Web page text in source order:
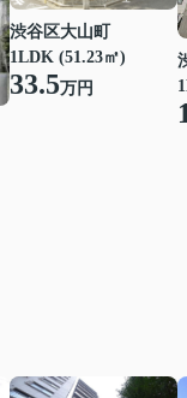
渋谷区大山町
1LDK (51.23㎡)
33.5万円